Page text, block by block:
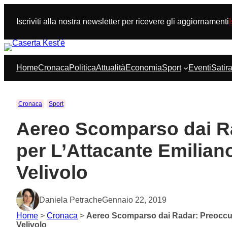
contenuto
Iscriviti alla nostra newsletter per ricevere gli aggiornamenti
HomeCronacaPoliticaAttualitàEconomiaSport EventiSatira
Cronaca Sport
Aereo Scomparso dai
per L’Attacante
Velivolo
Daniela PetracheGennaio 22, 2019
Home > Cronaca > Aereo Scomparso dai Radar:
Velivolo